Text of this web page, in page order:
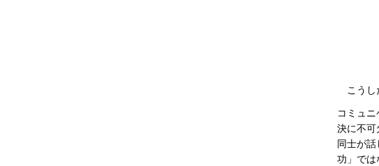
こうし
コミュ
決に不可
同士が
功」では